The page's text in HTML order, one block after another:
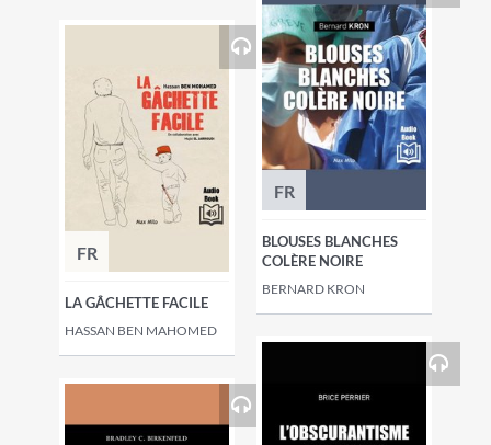
FR
LA GÂCHETTE FACILE
HASSAN BEN MAHOMED
FR
BLOUSES BLANCHES
COLÈRE NOIRE
BERNARD KRON